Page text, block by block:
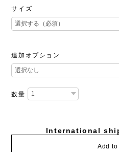
サイズ
追加オプション
数量
International
Add to